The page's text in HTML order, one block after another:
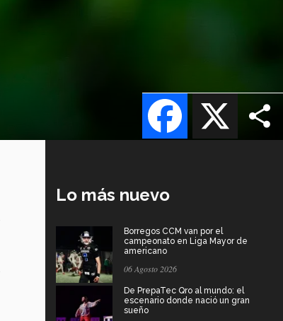
X
Facebook
Lo más nuevo
Borregos CCM van por el
campeonato en Liga Mayor de
americano
06 Agosto 2026
De PrepaTec Qro al mundo: el
escenario donde nació un gran
sueño